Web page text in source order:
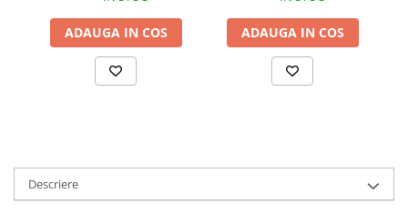
Zgarzi, lese si hamuri
Produse ingrijire incaltaminte si
Baterii sanitare cu incalzire instant
Fitinguri si accesorii
ADAUGA IN COS ADAUGA IN COS
Descriere